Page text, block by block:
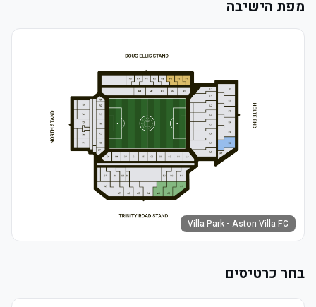
מפת הישיבה
Villa Park - Aston Villa FC
בחר כרטיסים